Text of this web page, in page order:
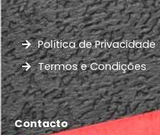
Política de Privacidade
Termos e Condições
Contacto